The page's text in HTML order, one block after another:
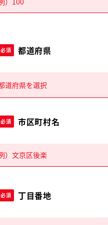
必須 都道府県
必須 市区町村名
必須 丁目番地